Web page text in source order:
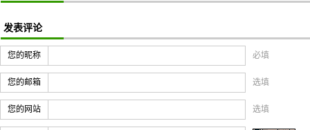
发表评论
您的昵称 必填
您的邮箱 选填
您的网站 选填